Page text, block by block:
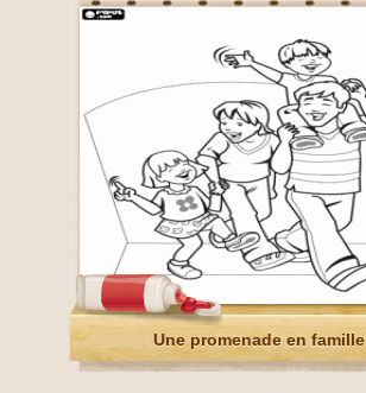
Une promenade en famille